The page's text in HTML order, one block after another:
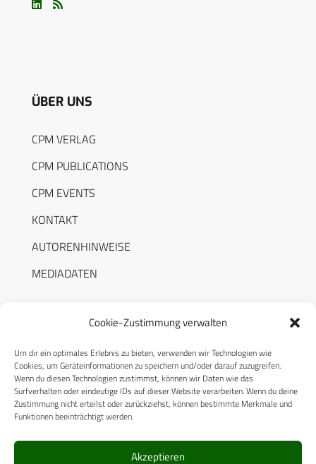
Cookie-Zustimmung verwalten
Um dir ein optimales Erlebnis zu bieten, verwenden wir Technologien wie
Cookies, um Geräteinformationen zu speichern und/oder darauf zuzugreifen.
Wenn du diesen Technologien zustimmst, können wir Daten wie das
Surfverhalten oder eindeutige IDs auf dieser Website verarbeiten. Wenn du deine
Zustimmung nicht erteilst oder zurückziehst, können bestimmte Merkmale und
Funktionen beeinträchtigt werden.
Akzeptieren
ÜBER UNS
CPM VERLAG
CPM PUBLICATIONS
CPM EVENTS
KONTAKT
AUTORENHINWEISE
MEDIADATEN
RECHTLICHES
Datenschutzerklärung
Cookie-Richtlinie (EU)